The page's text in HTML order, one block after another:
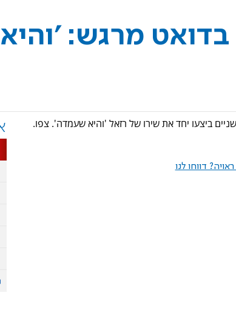
בדואט מרגש: 'והיא
ביצעו יחד את שירו של רזאל 'והיא שעמדה'. צפו.
דווחו לנו